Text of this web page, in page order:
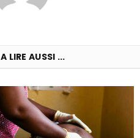
A LIRE AUSSI ...